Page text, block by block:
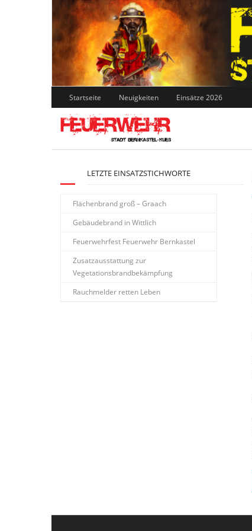
Skip
to
content
Startseite Neuigkeiten Einsätze 2026
LETZTE EINSATZSTICHWORTE
Flächenbrand groß – Graach
Gebäudebrand in Wittlich
Feuerwehrfest Feuerwehr Bernkastel
Zusatzausstattung zur
Vegetationsbrandbekämpfung
Rauchmelder retten Leben